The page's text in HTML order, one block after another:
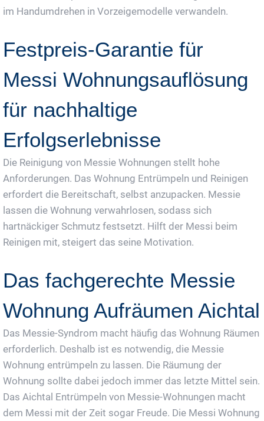
im Handumdrehen in Vorzeigemodelle verwandeln.
Festpreis-Garantie für
Messi Wohnungsauflösung
für nachhaltige
Erfolgserlebnisse
Die Reinigung von Messie Wohnungen stellt hohe
Anforderungen. Das Wohnung Entrümpeln und Reinigen
erfordert die Bereitschaft, selbst anzupacken. Messie
lassen die Wohnung verwahrlosen, sodass sich
hartnäckiger Schmutz festsetzt. Hilft der Messi beim
Reinigen mit, steigert das seine Motivation.
Das fachgerechte Messie
Wohnung Aufräumen Aichtal
Das Messie-Syndrom macht häufig das Wohnung Räumen
erforderlich. Deshalb ist es notwendig, die Messie
Wohnung entrümpeln zu lassen. Die Räumung der
Wohnung sollte dabei jedoch immer das letzte Mittel sein.
Das Aichtal Entrümpeln von Messie-Wohnungen macht
dem Messi mit der Zeit sogar Freude. Die Messi Wohnung